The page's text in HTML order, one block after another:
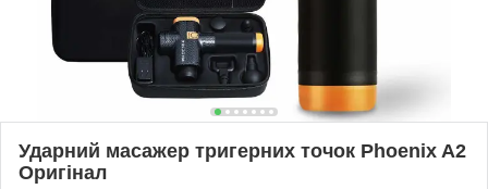
Ударний масажер тригерних точок Phoenix A2
Оригінал